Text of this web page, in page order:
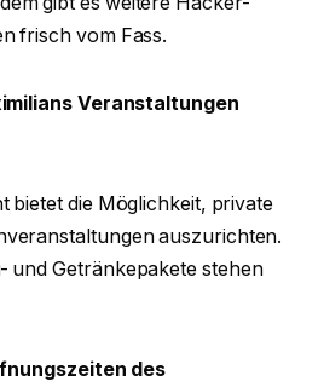
frisch vom Fass.
Veranstaltungen
bietet die Möglichkeit, private
auszurichten.
und Getränkepakete stehen
des